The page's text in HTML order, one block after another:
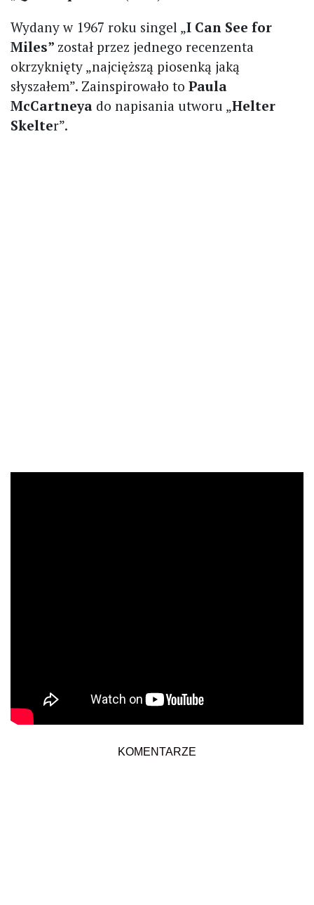
Wydany w 1967 roku singel „I Can See for
Miles” został przez jednego recenzenta
okrzyknięty „najcięższą piosenką jaką
słyszałem”. Zainspirowało to Paula
McCartneya do napisania utworu „Helter
Skelter”.
KOMENTARZE